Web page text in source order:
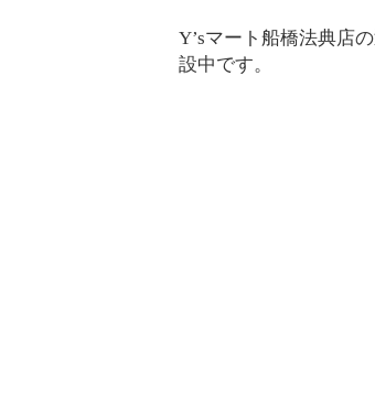
Y’sマート船橋法典店
設中です。